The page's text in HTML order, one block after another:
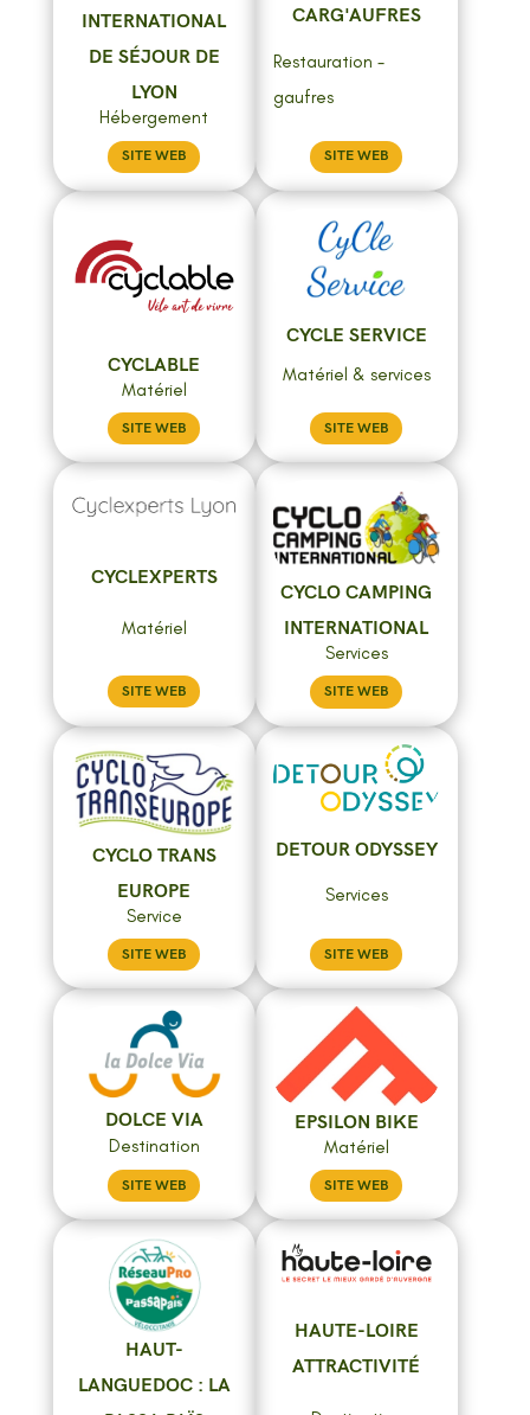
INTERNATIONAL
DE SÉJOUR DE
LYON
Hébergement
SITE WEB
CARG'AUFRES
Restauration -
gaufres
SITE WEB
CYCLABLE
Matériel
SITE WEB
CYCLE SERVICE
Matériel & services
SITE WEB
CYCLEXPERTS
Matériel
SITE WEB
CYCLO CAMPING
INTERNATIONAL
Services
SITE WEB
CYCLO TRANS
EUROPE
Service
SITE WEB
DETOUR ODYSSEY
Services
SITE WEB
DOLCE VIA
Destination
SITE WEB
EPSILON BIKE
Matériel
SITE WEB
HAUT-
LANGUEDOC : LA
HAUTE-LOIRE
ATTRACTIVITÉ